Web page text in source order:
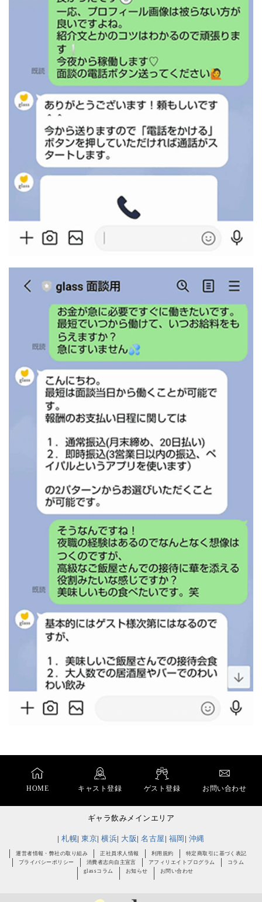
HOME キャスト登録 ゲスト登録 お問い合わせ
ギャラ飲みメインエリア
札幌 東京 横浜 大阪 名古屋 福岡 沖縄
運営者情報・弊社の取り組み 正社員求人情報 利用規約
特定商取引に基づく表記
プライバシーポリシー
消費者志向自主宣言 アフィリエイトプログラム
コラム
glassコラム
お知らせ お問い合わせ